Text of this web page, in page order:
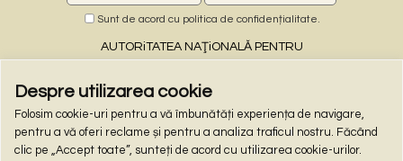
Despre utilizarea cookie
Folosim cookie-uri pentru a vă îmbunătăți experiența de navigare,
pentru a vă oferi reclame și pentru a analiza traficul nostru. Făcând
clic pe „Accept toate”, sunteți de acord cu utilizarea cookie-urilor.
Sunt de acord cu politica de confidențialitate
AUTORiTATEA NAŢiONALĂ PENTRU
PROTECŢiA CONSUMATORiLOR
– PLĂŢi ONLiNE –